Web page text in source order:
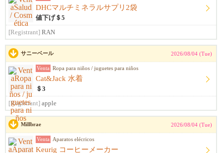
DHCマルチミネラルサプリ2袋
値下げ＄5
[Registrant] RAN
サニーベール 2026/08/04 (Tue)
Venta Ropa para niños / juguetes para niños
Cat&Jack 水着
＄3
[Registrant] apple
Millbrae 2026/08/04 (Tue)
Venta Aparatos elécricos
Keurig コーヒーメーカー